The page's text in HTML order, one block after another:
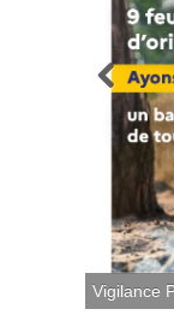
Vigilance